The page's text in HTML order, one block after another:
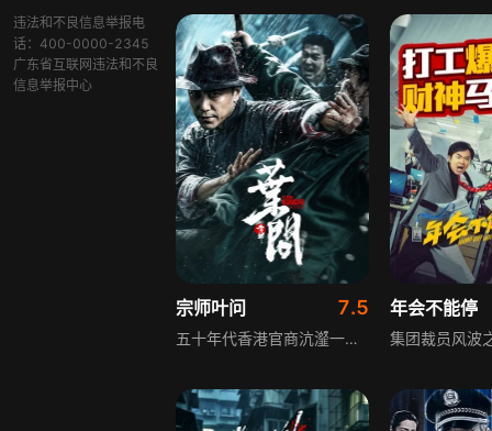
违法和不良信息举报电
话：400-0000-2345
广东省互联网违法和不良
信息举报中心
宗师叶问 7.5
五十年代香港官商沆瀣一气。英商勾结黑帮强拆工厂压榨劳工，叶问挺身仗义执言，遭多方联手构陷，蒙谋杀罪入狱。狱中黑帮步步设局加害，危机四伏。身陷绝境的叶问既要对抗层层杀机，更需寻证自证清白，艰难破局洗去冤屈。
年会不能停